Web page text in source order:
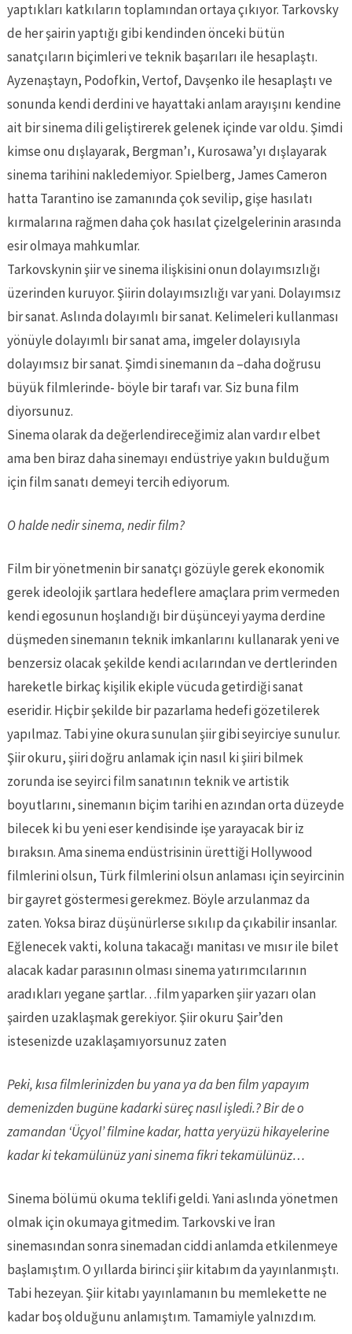
yaptıkları katkıların toplamından ortaya çıkıyor. Tarkovsky
de her şairin yaptığı gibi kendinden önceki bütün
sanatçıların biçimleri ve teknik başarıları ile hesaplaştı.
Ayzenaştayn, Podofkin, Vertof, Davşenko ile hesaplaştı ve
sonunda kendi derdini ve hayattaki anlam arayışını kendine
ait bir sinema dili geliştirerek gelenek içinde var oldu. Şimdi
kimse onu dışlayarak, Bergman’ı, Kurosawa’yı dışlayarak
sinema tarihini nakledemiyor. Spielberg, James Cameron
hatta Tarantino ise zamanında çok sevilip, gişe hasılatı
kırmalarına rağmen daha çok hasılat çizelgelerinin arasında
esir olmaya mahkumlar.
Tarkovskynin şiir ve sinema ilişkisini onun dolayımsızlığı
üzerinden kuruyor. Şiirin dolayımsızlığı var yani. Dolayımsız
bir sanat. Aslında dolayımlı bir sanat. Kelimeleri kullanması
yönüyle dolayımlı bir sanat ama, imgeler dolayısıyla
dolayımsız bir sanat. Şimdi sinemanın da –daha doğrusu
büyük filmlerinde- böyle bir tarafı var. Siz buna film
diyorsunuz.
Sinema olarak da değerlendireceğimiz alan vardır elbet
ama ben biraz daha sinemayı endüstriye yakın bulduğum
için film sanatı demeyi tercih ediyorum.
O halde nedir sinema, nedir film?
Film bir yönetmenin bir sanatçı gözüyle gerek ekonomik
gerek ideolojik şartlara hedeflere amaçlara prim vermeden
kendi egosunun hoşlandığı bir düşünceyi yayma derdine
düşmeden sinemanın teknik imkanlarını kullanarak yeni ve
benzersiz olacak şekilde kendi acılarından ve dertlerinden
hareketle birkaç kişilik ekiple vücuda getirdiği sanat
eseridir. Hiçbir şekilde bir pazarlama hedefi gözetilerek
yapılmaz. Tabi yine okura sunulan şiir gibi seyirciye sunulur.
Şiir okuru, şiiri doğru anlamak için nasıl ki şiiri bilmek
zorunda ise seyirci film sanatının teknik ve artistik
boyutlarını, sinemanın biçim tarihi en azından orta düzeyde
bilecek ki bu yeni eser kendisinde işe yarayacak bir iz
bıraksın. Ama sinema endüstrisinin ürettiği Hollywood
filmlerini olsun, Türk filmlerini olsun anlaması için seyircinin
bir gayret göstermesi gerekmez. Böyle arzulanmaz da
zaten. Yoksa biraz düşünürlerse sıkılıp da çıkabilir insanlar.
Eğlenecek vakti, koluna takacağı manitası ve mısır ile bilet
alacak kadar parasının olması sinema yatırımcılarının
aradıkları yegane şartlar…film yaparken şiir yazarı olan
şairden uzaklaşmak gerekiyor. Şiir okuru Şair’den
istesenizde uzaklaşamıyorsunuz zaten
Peki, kısa filmlerinizden bu yana ya da ben film yapayım
demenizden bugüne kadarki süreç nasıl işledi.? Bir de o
zamandan ‘Üçyol’ filmine kadar, hatta yeryüzü hikayelerine
kadar ki tekamülünüz yani sinema fikri tekamülünüz…
Sinema bölümü okuma teklifi geldi. Yani aslında yönetmen
olmak için okumaya gitmedim. Tarkovski ve İran
sinemasından sonra sinemadan ciddi anlamda etkilenmeye
başlamıştım. O yıllarda birinci şiir kitabım da yayınlanmıştı.
Tabi hezeyan. Şiir kitabı yayınlamanın bu memlekette ne
kadar boş olduğunu anlamıştım. Tamamiyle yalnızdım.